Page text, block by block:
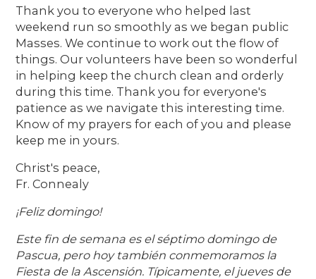
Thank you to everyone who helped last
weekend run so smoothly as we began public
Masses. We continue to work out the flow of
things. Our volunteers have been so wonderful
in helping keep the church clean and orderly
during this time. Thank you for everyone's
patience as we navigate this interesting time.
Know of my prayers for each of you and please
keep me in yours.
Christ's peace,
Fr. Connealy
¡Feliz domingo!
Este fin de semana es el séptimo domingo de
Pascua, pero hoy también conmemoramos la
Fiesta de la Ascensión. Típicamente, el jueves de